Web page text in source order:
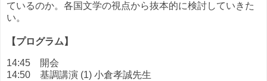
ているのか。各国文学の視点から抜本的に検討していきた
い。
【プログラム】
14:45
開会
14:50 基調講演 (1) 小倉孝誠先生